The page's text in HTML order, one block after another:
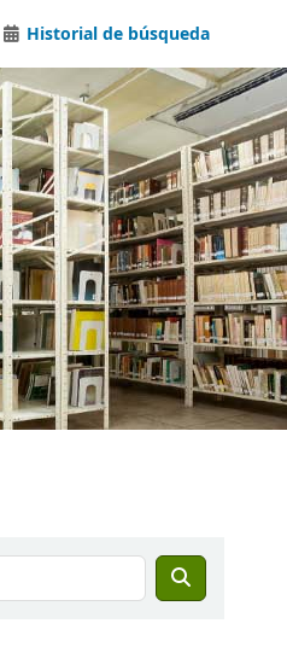
Historial de búsqueda